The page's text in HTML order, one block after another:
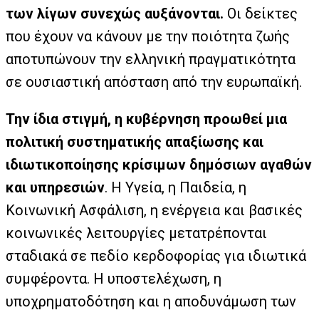
των λίγων συνεχώς αυξάνονται. Οι δείκτες
που έχουν να κάνουν με την ποιότητα ζωής
αποτυπώνουν την ελληνική πραγματικότητα
σε ουσιαστική απόσταση από την ευρωπαϊκή.
Την ίδια στιγμή, η κυβέρνηση προωθεί μια
πολιτική συστηματικής απαξίωσης και
ιδιωτικοποίησης κρίσιμων δημόσιων αγαθών
και υπηρεσιών. Η Υγεία, η Παιδεία, η
Κοινωνική Ασφάλιση, η ενέργεια και βασικές
κοινωνικές λειτουργίες μετατρέπονται
σταδιακά σε πεδίο κερδοφορίας για ιδιωτικά
συμφέροντα. Η υποστελέχωση, η
υποχρηματοδότηση και η αποδυνάμωση των